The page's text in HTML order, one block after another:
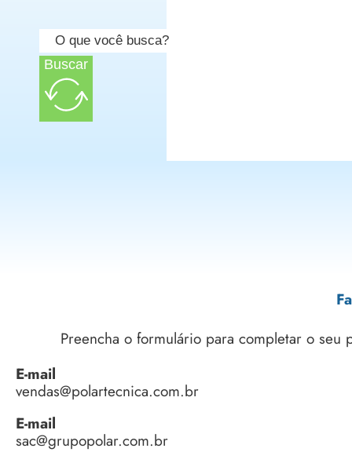
Buscar
Preencha o formulário para completar o
E-mail
vendas@polartecnica.com.br
E-mail
sac@grupopolar.com.br